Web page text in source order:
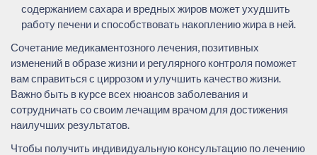
содержанием сахара и вредных жиров может ухудшить
работу печени и способствовать накоплению жира в ней.
Сочетание медикаментозного лечения, позитивных
изменений в образе жизни и регулярного контроля поможет
вам справиться с циррозом и улучшить качество жизни.
Важно быть в курсе всех нюансов заболевания и
сотрудничать со своим лечащим врачом для достижения
наилучших результатов.
Чтобы получить индивидуальную консультацию по лечению